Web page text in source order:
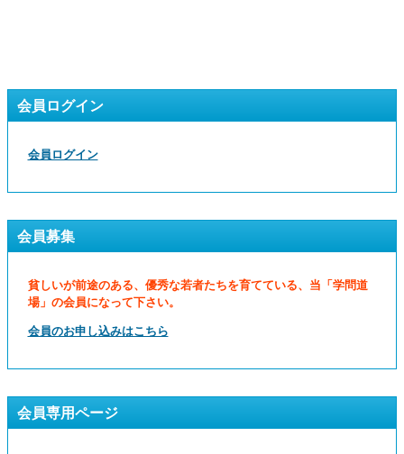
会員ログイン
会員ログイン
会員募集
貧しいが前途のある、優秀な若者たちを育てている、当「学問道
場」の会員になって下さい。
会員のお申し込みはこちら
会員専用ページ